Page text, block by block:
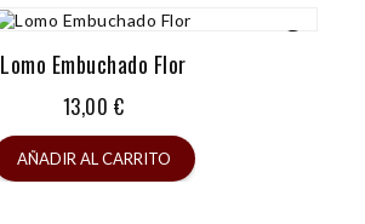
Lomo Embuchado Flor
Precio
13,00 €
AÑADIR AL CARRITO